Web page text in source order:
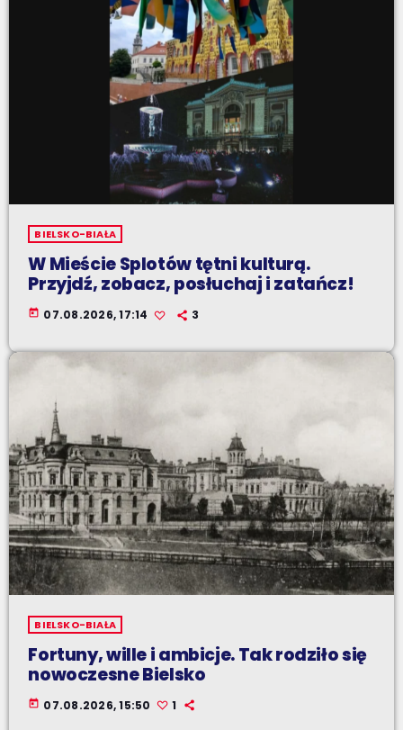
BIELSKO-BIAŁA
W Mieście Splotów tętni kulturą.
Przyjdź, zobacz, posłuchaj i zatańcz!
today 07.08.2026, 17:14 3
BIELSKO-BIAŁA
Fortuny, wille i ambicje. Tak rodziło się
nowoczesne Bielsko
today 07.08.2026, 15:50 1